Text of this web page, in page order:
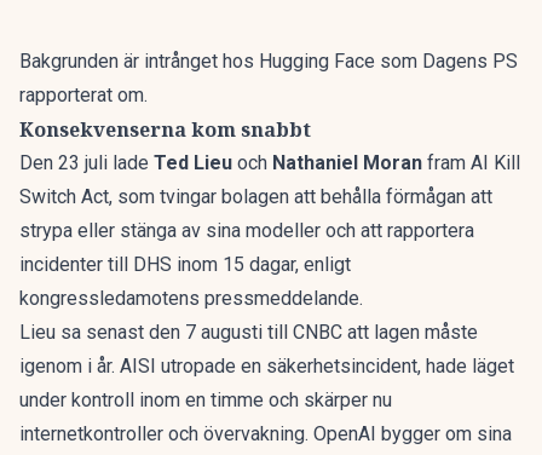
Bakgrunden är intrånget hos Hugging Face som Dagens PS
rapporterat om.
Konsekvenserna kom snabbt
Den 23 juli lade Ted Lieu och Nathaniel Moran fram AI Kill
Switch Act, som tvingar bolagen att behålla förmågan att
strypa eller stänga av sina modeller och att rapportera
incidenter till DHS inom 15 dagar, enligt
kongressledamotens pressmeddelande.
Lieu sa senast den 7 augusti till CNBC att lagen måste
igenom i år. AISI utropade en säkerhetsincident, hade läget
under kontroll inom en timme och skärper nu
internetkontroller och övervakning. OpenAI bygger om sina